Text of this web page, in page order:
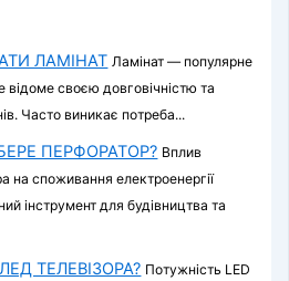
ЛАМІНАТ Ламінат — популярне
відоме своєю довговічністю та
Часто виникає потреба...
ПЕРФОРАТОР? Вплив
на споживання електроенергії
інструмент для будівництва та
ТЕЛЕВІЗОРА? Потужність LED